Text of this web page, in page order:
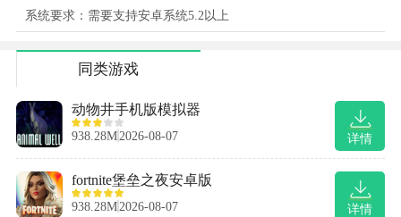
系统要求：需要支持安卓系统5.2以上
同类游戏
详情
动物井手机版模拟器
938.28M 2026-08-07
详情
fortnite堡垒之夜安卓版
938.28M 2026-08-07